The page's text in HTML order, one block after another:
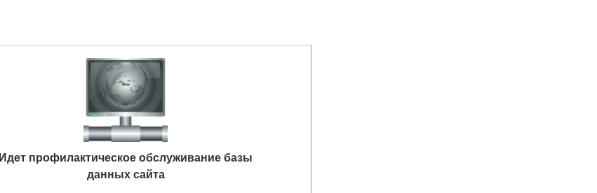
Идет профилактическое обслуживание базы
данных сайта